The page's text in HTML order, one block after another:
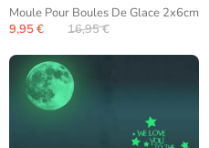
Moule Pour Boules De Glace 2x6cm
9,95 €
16,95 €